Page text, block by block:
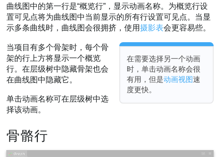
曲线图中的第一行是“概览行”，显示动画名称。为概览行设
置可见点将为曲线图中当前显示的所有行设置可见点。当显
示多条曲线时，曲线图会很拥挤，使用摄影表会更容易些。
在需要选择另一个动画
时，单击动画名称会很
有用，但是动画视图速
度更快。
当项目有多个骨架时，每个骨
架的行上方将显示一个概览
行。在层级树中隐藏骨架也会
在曲线图中隐藏它。
单击动画名称可在层级树中选
择该动画。
骨骼行